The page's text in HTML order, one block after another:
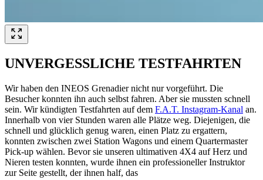
UNVERGESSLICHE TESTFAHRTEN
Wir haben den INEOS Grenadier nicht nur vorgeführt. Die
Besucher konnten ihn auch selbst fahren. Aber sie mussten schnell
sein. Wir kündigten Testfahrten auf dem F.A.T. Instagram-Kanal an.
Innerhalb von vier Stunden waren alle Plätze weg. Diejenigen, die
schnell und glücklich genug waren, einen Platz zu ergattern,
konnten zwischen zwei Station Wagons und einem Quartermaster
Pick-up wählen. Bevor sie unseren ultimativen 4X4 auf Herz und
Nieren testen konnten, wurde ihnen ein professioneller Instruktor
zur Seite gestellt, der ihnen half, das